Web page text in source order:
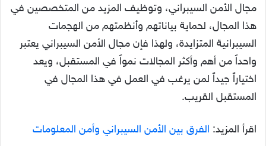
مجال الأمن السيبراني، وتوظيف المزيد من المتخصصين في
هذا المجال، لحماية بياناتهم وأنظمتهم من الهجمات
السيبرانية المتزايدة، ولهذا فإن مجال الأمن السيبراني يعتبر
واحداً من أهم وأكثر المجالات نمواً في المستقبل، ويعد
اختياراً جيداً لمن يرغب في العمل في هذا المجال في
المستقبل القريب.
اقرأ المزيد: الفرق بين الأمن السيبراني وأمن المعلومات